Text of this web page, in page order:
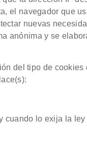
el navegador que
nuevas
anónima y se
del tipo de cookies
cuando lo exija la ley